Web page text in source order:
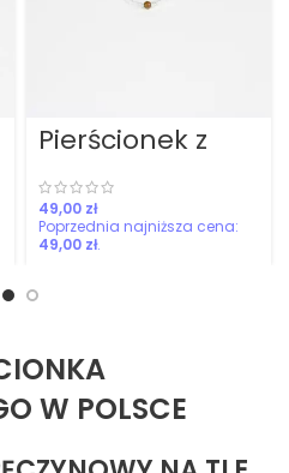
Pierścionek z
topazu z
turmalinem
różowym
zł
49,00 zł
W POLSCE